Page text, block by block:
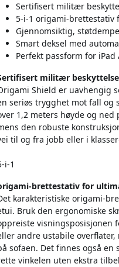
Sertifisert militær
5-i-1 origami-
Gjennomsiktig,
Smart deksel med
Perfekt passform for
militær beskyttelse
Shield er uavhengig
seriøs trygghet mot fall og
1,2 meters høyde og
den robuste
til og fra jobb eller i
i-1
brettestativ for
karakteristiske origami-
Bruk den ergonomiske
visningsposisjonen
andre ustabile
sofaen. Det finnes også
vinkelen uten ekstra